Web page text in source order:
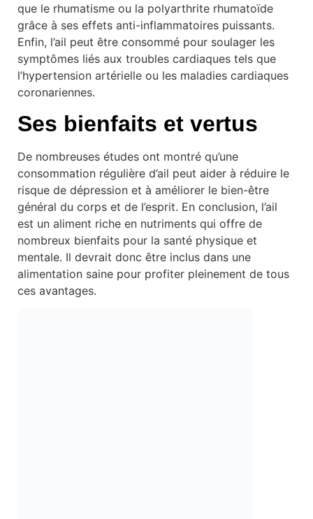
que le rhumatisme ou la polyarthrite rhumatoïde
grâce à ses effets anti-inflammatoires puissants.
Enfin, l’ail peut être consommé pour soulager les
symptômes liés aux troubles cardiaques tels que
l’hypertension artérielle ou les maladies cardiaques
coronariennes.
Ses bienfaits et vertus
De nombreuses études ont montré qu’une
consommation régulière d’ail peut aider à réduire le
risque de dépression et à améliorer le bien-être
général du corps et de l’esprit. En conclusion, l’ail
est un aliment riche en nutriments qui offre de
nombreux bienfaits pour la santé physique et
mentale. Il devrait donc être inclus dans une
alimentation saine pour profiter pleinement de tous
ces avantages.